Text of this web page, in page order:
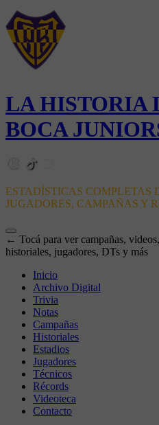
LA HISTORIA
BOCA
ESTADÍSTICAS COMPLETAS
JUGADORES, CAMPAÑAS Y
← Tocá para ver campañas, videos,
historiales, jugadores, DTs y más
Inicio
Archivo Digital
Trivia
Notas
Campañas
Historiales
Estadios
Jugadores
Técnicos
Récords
Videoteca
Contacto